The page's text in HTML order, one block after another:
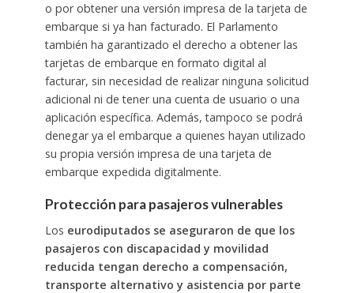
o por obtener una versión impresa de la tarjeta de
embarque si ya han facturado. El Parlamento
también ha garantizado el derecho a obtener las
tarjetas de embarque en formato digital al
facturar, sin necesidad de realizar ninguna solicitud
adicional ni de tener una cuenta de usuario o una
aplicación específica. Además, tampoco se podrá
denegar ya el embarque a quienes hayan utilizado
su propia versión impresa de una tarjeta de
embarque expedida digitalmente.
Protección para pasajeros vulnerables
Los eurodiputados se aseguraron de que los
pasajeros con discapacidad y movilidad
reducida tengan derecho a compensación,
transporte alternativo y asistencia por parte